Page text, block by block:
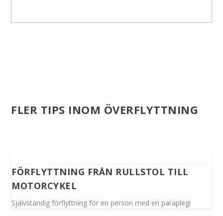
FLER TIPS INOM ÖVERFLYTTNING
FÖRFLYTTNING FRÅN RULLSTOL TILL
MOTORCYKEL
Självständig förflyttning för en person med en paraplegi